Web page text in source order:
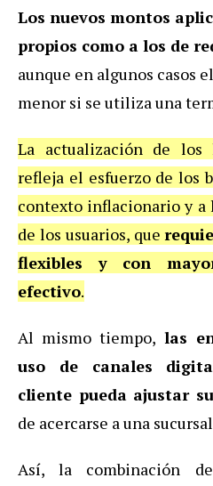
Los nuevos montos
propios como a los de
aunque en algunos casos
menor si se utiliza una
La actualización de
refleja el esfuerzo de los
contexto inflacionario y a
de los usuarios, que
flexibles y con
efectivo.
Al mismo tiempo, las
uso de canales
cliente pueda ajustar
de acercarse a una
Así, la combinación